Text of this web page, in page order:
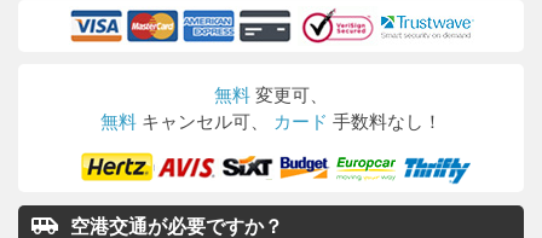
無料 変更可、
無料 キャンセル可、 カード 手数料なし！
airport_shuttle 空港交通が必要ですか？